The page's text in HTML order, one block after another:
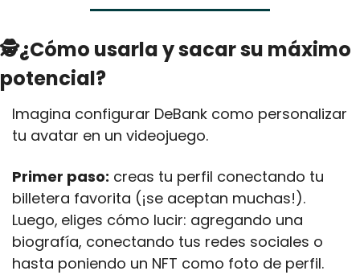
🕵¿Cómo usarla y sacar su máximo
potencial?
Imagina configurar DeBank como personalizar
tu avatar en un videojuego.
Primer paso: creas tu perfil conectando tu
billetera favorita (¡se aceptan muchas!).
Luego, eliges cómo lucir: agregando una
biografía, conectando tus redes sociales o
hasta poniendo un NFT como foto de perfil.